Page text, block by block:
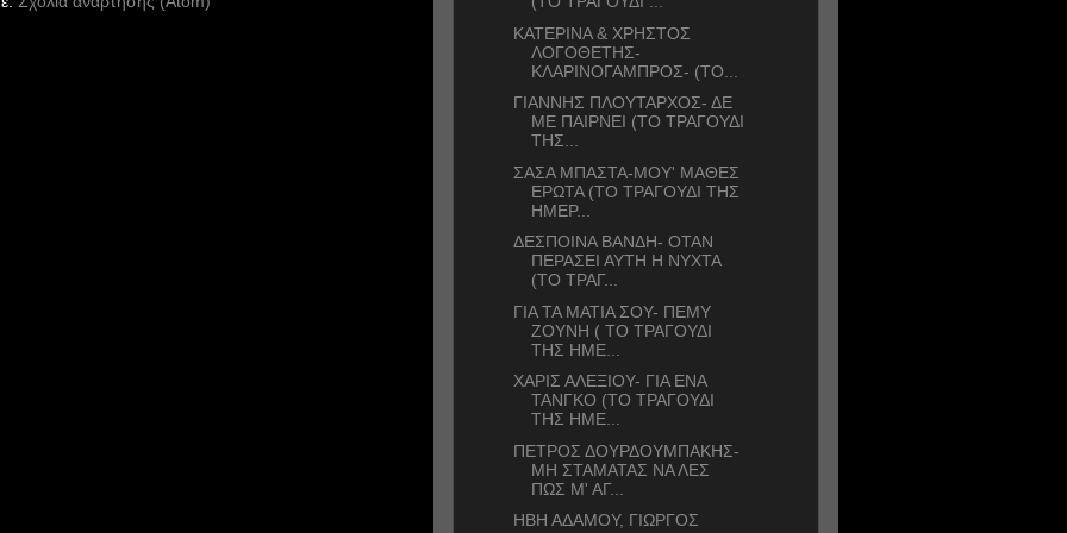
ΚΑΤΕΡΙΝΑ & ΧΡΗΣΤΟΣ
ΛΟΓΟΘΕΤΗΣ-
ΚΛΑΡΙΝΟΓΑΜΠΡΟΣ- (ΤΟ...
ΓΙΑΝΝΗΣ ΠΛΟΥΤΑΡΧΟΣ- ΔΕ
ΜΕ ΠΑΙΡΝΕΙ (ΤΟ ΤΡΑΓΟΥΔΙ
ΤΗΣ...
ΣΑΣΑ ΜΠΑΣΤΑ-ΜΟΥ' ΜΑΘΕΣ
ΕΡΩΤΑ (ΤΟ ΤΡΑΓΟΥΔΙ ΤΗΣ
ΗΜΕΡ...
ΔΕΣΠΟΙΝΑ ΒΑΝΔΗ- ΟΤΑΝ
ΠΕΡΑΣΕΙ ΑΥΤΗ Η ΝΥΧΤΑ
(ΤΟ ΤΡΑΓ...
ΓΙΑ ΤΑ ΜΑΤΙΑ ΣΟΥ- ΠΕΜΥ
ΖΟΥΝΗ ( ΤΟ ΤΡΑΓΟΥΔΙ
ΤΗΣ ΗΜΕ...
ΧΑΡΙΣ ΑΛΕΞΙΟΥ- ΓΙΑ ΕΝΑ
ΤΑΝΓΚΟ (ΤΟ ΤΡΑΓΟΥΔΙ
ΤΗΣ ΗΜΕ...
ΠΕΤΡΟΣ ΔΟΥΡΔΟΥΜΠΑΚΗΣ-
ΜΗ ΣΤΑΜΑΤΑΣ ΝΑ ΛΕΣ
ΠΩΣ Μ' ΑΓ...
ΗΒΗ ΑΔΑΜΟΥ, ΓΙΩΡΓΟΣ